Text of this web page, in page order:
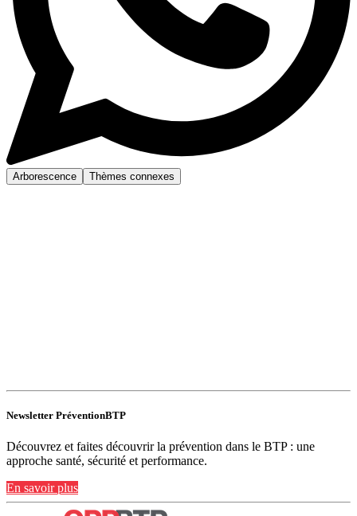
Arborescence Thèmes connexes
Newsletter PréventionBTP
Découvrez et faites découvrir la prévention dans le BTP : une
approche santé, sécurité et performance.
En savoir plus